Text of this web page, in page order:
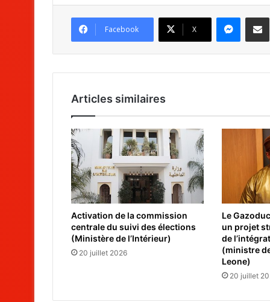
Facebook X
Articles similaires
Activation de la commission
centrale du suivi des élections
(Ministère de l’Intérieur)
20 juillet 2026
Le
un projet
de
(ministre
Leone)
20 juillet